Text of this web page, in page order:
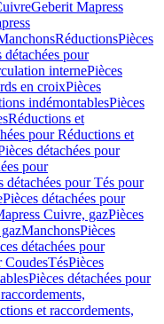
Geberit Mapress
RéductionsPièces
détachées pour
internePièces
en croixPièces
indémontablesPièces
Réductions et
pour Réductions et
détachées pour
pour
détachées pour Tés pour
Pièces détachées pour
Cuivre, gazPièces
ManchonsPièces
détachées pour
CoudesTésPièces
Pièces détachées pour
et raccordements,